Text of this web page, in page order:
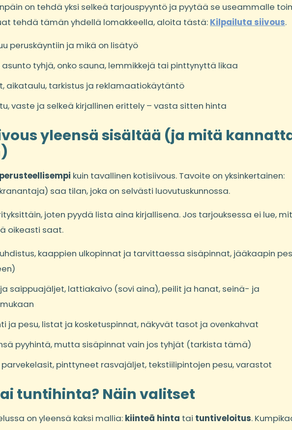
on tehdä yksi selkeä tarjouspyyntö ja pyytää se useammalle
tehdä tämän yhdellä lomakkeella, aloita tästä: Kilpailuta siivous.
peruskäyntiin ja mikä on lisätyö
tyhjä, onko sauna, lemmikkejä tai pinttynyttä likaa
aikataulu, tarkistus ja reklamaatiokäytäntö
vaste ja selkeä kirjallinen erittely – vasta sitten hinta
yleensä sisältää (ja mitä
perusteellisempi kuin tavallinen kotisiivous. Tavoite on yksinkertainen:
saa tilan, joka on selvästi luovutuskunnossa.
joten pyydä lista aina kirjallisena. Jos tarjouksessa ei lue,
oikeasti saat.
kaappien ulkopinnat ja tarvittaessa sisäpinnat, jääkaapin
ja saippuajäljet, lattiakaivo (sovi aina), peilit ja hanat, seinä- ja
ja pesu, listat ja kosketuspinnat, näkyvät tasot ja ovenkahvat
pyyhintä, mutta sisäpinnat vain jos tyhjät (tarkista tämä)
parvekelasit, pinttyneet rasvajäljet, tekstiilipintojen pesu, varastot
tuntihinta? Näin valitset
on yleensä kaksi mallia: kiinteä hinta tai tuntiveloitus.